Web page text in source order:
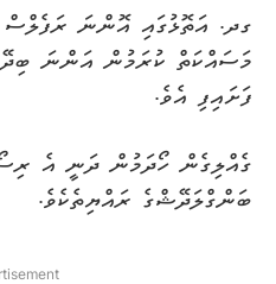
ގދ. އަތޮޅުގައި އޮންނަ
މަސައްކަތް ކުރަމުން އަންނަ
ފަށައިފި އެވެ.
ގެއްލިގެން ހޯދަމުން ދަނީ އެ
ބަންގްލަދޭޝްގެ ރައްޔިތެކެވެ.